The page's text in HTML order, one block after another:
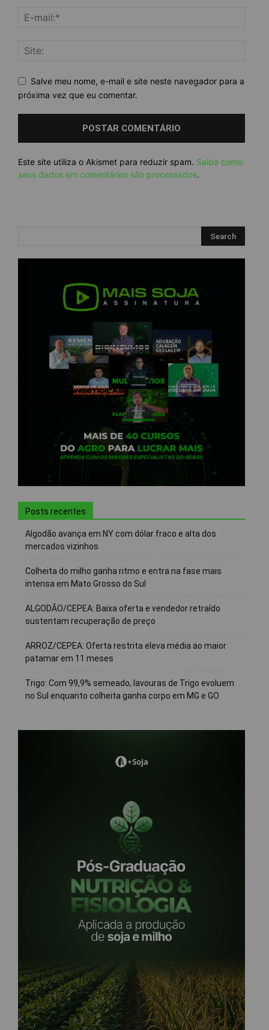
Salve meu nome, e-mail e site neste navegador para a
próxima vez que eu comentar.
Este site utiliza o Akismet para reduzir spam. Saiba como
seus dados em comentários são processados.
Posts recentes
Algodão avança em NY com dólar fraco e alta dos
mercados vizinhos
Colheita do milho ganha ritmo e entra na fase mais
intensa em Mato Grosso do Sul
ALGODÃO/CEPEA: Baixa oferta e vendedor retraído
sustentam recuperação de preço
ARROZ/CEPEA: Oferta restrita eleva média ao maior
patamar em 11 meses
Trigo: Com 99,9% semeado, lavouras de Trigo evoluem
no Sul enquanto colheita ganha corpo em MG e GO